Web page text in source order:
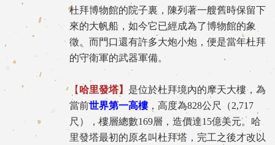
杜拜博物館的院子裏，陳列著一艘舊時保留下
來的大帆船，如今它已經成為了博物館的象
徵。而門口還有許多大炮小炮，便是當年杜拜
的守衛軍的武器軍備。
【 哈里發塔】 是位於杜拜境內的摩天大樓，為
當前世界第一高樓，高度為828公尺（2,717
尺），樓層總數169層，造價達15億美元。哈
里發塔最初的原名叫杜拜塔，完工之後才改以